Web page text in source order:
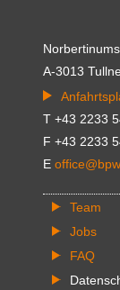
A-3013
T +43 2233
F +43 2233
E
Team
Jobs
FAQ